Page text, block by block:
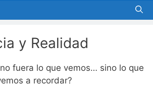
y Realidad
fuera lo que vemos… sino lo que
a recordar?